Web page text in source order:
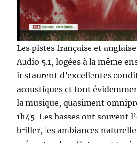
Les pistes française et
Audio 5.1, logées à la même
instaurent d’excellentes
acoustiques et font
la musique, quasiment
1h45. Les basses ont souvent
briller, les ambiances